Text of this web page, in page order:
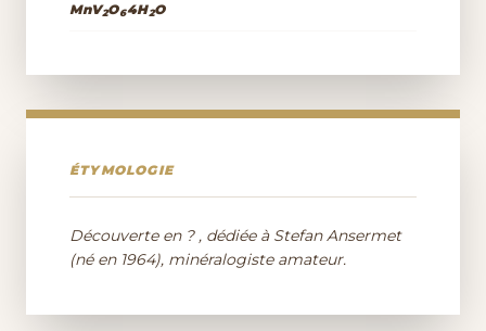
MnV2O64H2O
ÉTYMOLOGIE
Découverte en ? , dédiée à Stefan Ansermet
(né en 1964), minéralogiste amateur.